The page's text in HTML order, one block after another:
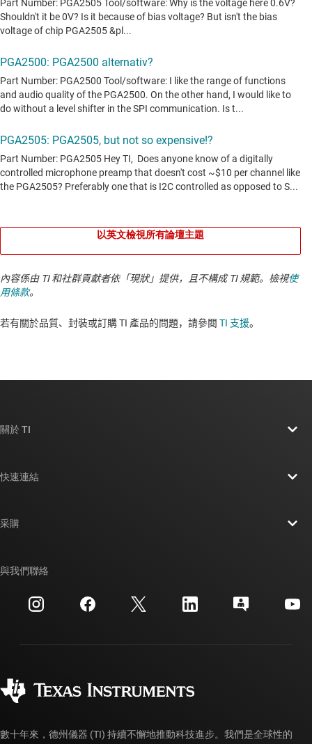
以英文檢視所有論壇主題
內容係由 TI 和社群貢獻者依「現狀」提供，且不構成 TI 規範。檢視使
用條款。
若有關於品質、封裝或訂購 TI 產品的問題，請參閱 TI 支援。​​​​​​​​​​​​​​
關於 TI
投資人關系
製造
快速連結
交互參考搜索
客戶支援中心
myTI 帳戶常見問題解答
采購
訂購 FAQ
與我們聯絡
數十年來，德州儀器 (TI) 持續不懈地推動科技進步。我們是全球性的